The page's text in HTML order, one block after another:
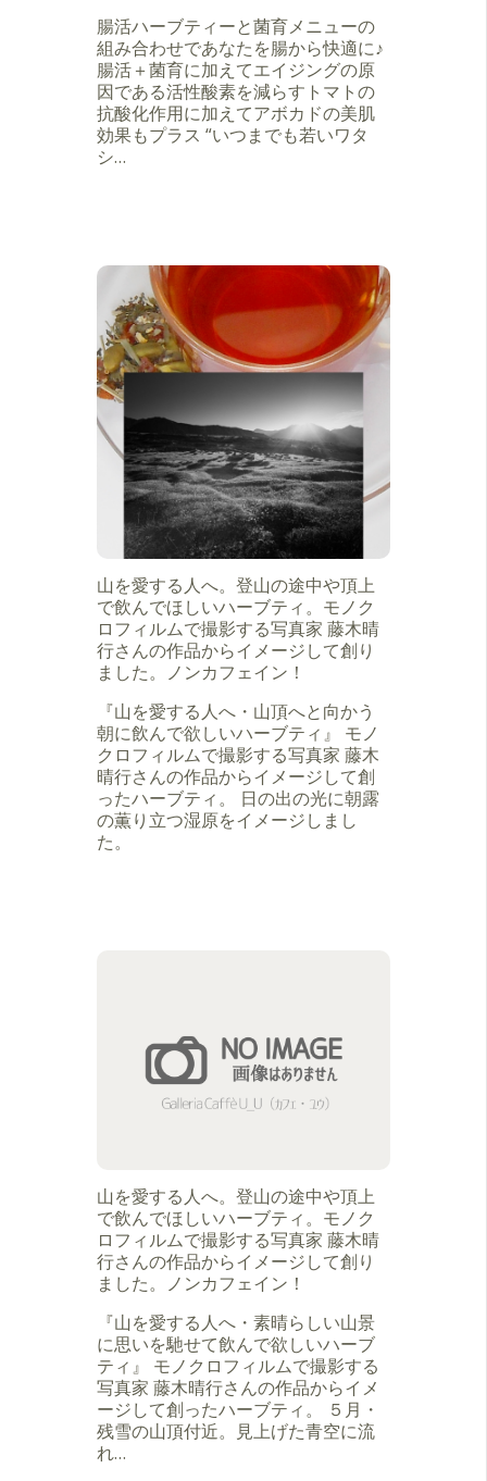
腸活ハーブティーと菌育メニューの
組み合わせであなたを腸から快適に♪
腸活＋菌育に加えてエイジングの原
因である活性酸素を減らすトマトの
抗酸化作用に加えてアボカドの美肌
効果もプラス “いつまでも若いワタ
シ…
山を愛する人へ。登山の途中や頂上
で飲んでほしいハーブティ。モノク
ロフィルムで撮影する写真家 藤木晴
行さんの作品からイメージして創り
ました。ノンカフェイン！
『山を愛する人へ・山頂へと向かう
朝に飲んで欲しいハーブティ』 モノ
クロフィルムで撮影する写真家 藤木
晴行さんの作品からイメージして創
ったハーブティ。 日の出の光に朝露
の薫り立つ湿原をイメージしまし
た。
山を愛する人へ。登山の途中や頂上
で飲んでほしいハーブティ。モノク
ロフィルムで撮影する写真家 藤木晴
行さんの作品からイメージして創り
ました。ノンカフェイン！
『山を愛する人へ・素晴らしい山景
に思いを馳せて飲んで欲しいハーブ
ティ』 モノクロフィルムで撮影する
写真家 藤木晴行さんの作品からイメ
ージして創ったハーブティ。 ５月・
残雪の山頂付近。見上げた青空に流
れ…